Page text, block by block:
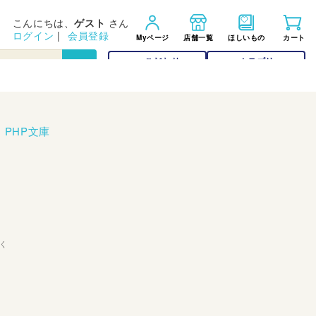
こだわり カテゴリー
こんにちは、ゲスト さん
ログイン | 会員登録 Myページ 店舗一覧 ほしいもの カート
PHP文庫